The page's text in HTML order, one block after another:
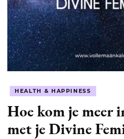
HEALTH & HAPPINESS
Hoe kom je meer
met je Divine